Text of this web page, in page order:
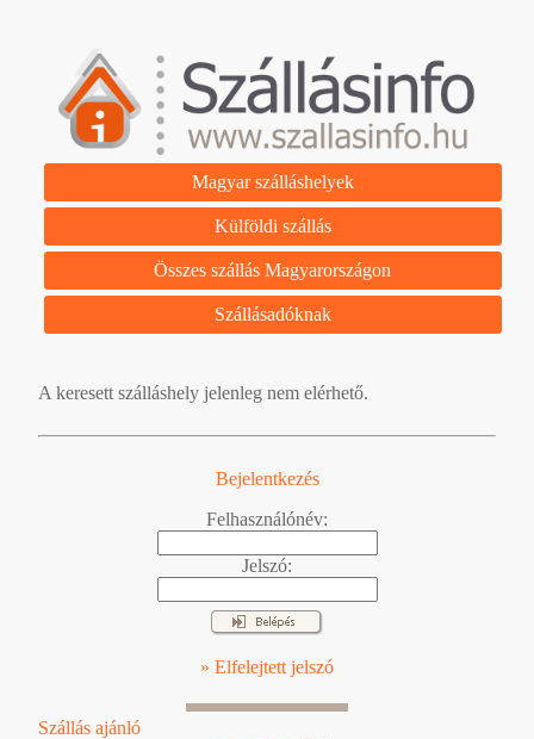
Magyar szálláshelyek
Külföldi szállás
Összes szállás Magyarországon
Szállásadóknak
A keresett szálláshely jelenleg nem elérhető.
Bejelentkezés
Felhasználónév:
Jelszó:
» Elfelejtett jelszó
Szállás ajánló